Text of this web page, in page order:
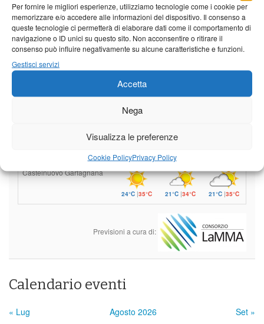
Per fornire le migliori esperienze, utilizziamo tecnologie come i cookie per
memorizzare e/o accedere alle informazioni del dispositivo. Il consenso a
queste tecnologie ci permetterà di elaborare dati come il comportamento di
navigazione o ID unici su questo sito. Non acconsentire o ritirare il
consenso può influire negativamente su alcune caratteristiche e funzioni.
Gestisci servizi
Accetta
Nega
Visualizza le preferenze
Cookie PolicyPrivacy Policy
Sole e temperature ancora ben
al di sopra delle medie stagionali
Leggi tutto…
Giovedì Venerdì Sabato
24°C|38°C
24°C| 35°C 21°C
Castelnuovo Garfagnana
24°C |35°C 21°C |34°C 21°C |35°C
Previsioni a cura di:
Calendario eventi
« Lug Agosto 2026
Set »